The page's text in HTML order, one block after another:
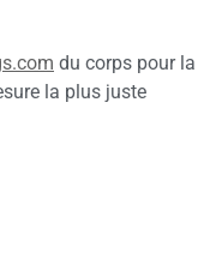
du corps pour la
la plus juste